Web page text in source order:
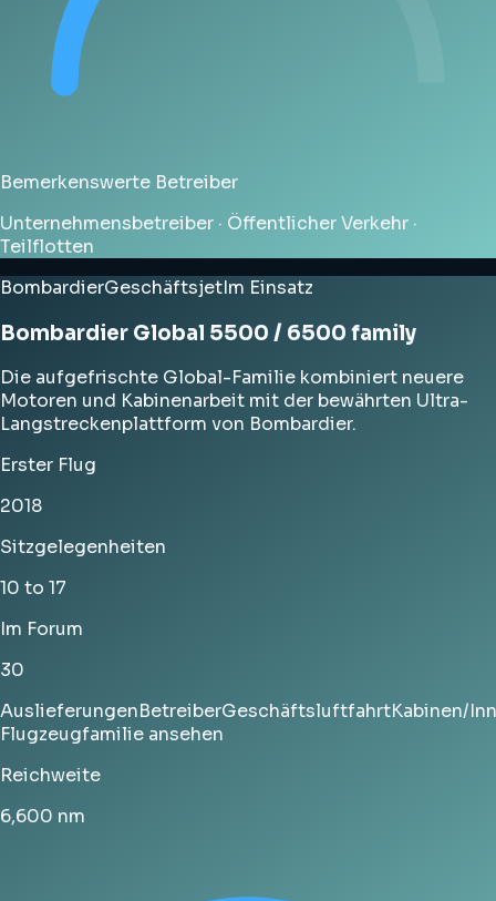
Bemerkenswerte Betreiber
Unternehmensbetreiber · Öffentlicher Verkehr ·
Teilflotten
BombardierGeschäftsjetIm Einsatz
Bombardier Global 5500 / 6500 family
Die aufgefrischte Global-Familie kombiniert neuere
Motoren und Kabinenarbeit mit der bewährten Ultra-
Langstreckenplattform von Bombardier.
Erster Flug
2018
Sitzgelegenheiten
10 to 17
Im Forum
30
AuslieferungenBetreiberGeschäftsluftfahrtKabinen/
Flugzeugfamilie ansehen
Reichweite
6,600 nm